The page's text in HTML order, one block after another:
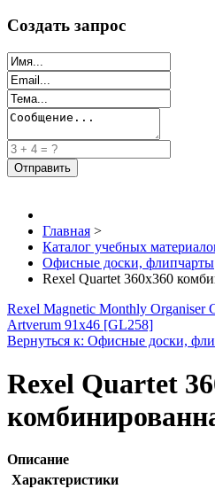
Создать запрос
Главная >
Каталог учебных
Офисные доски, флипчарты
Rexel Quartet 360x360
Rexel Magnetic Monthly Organiser
Artverum 91x46 [GL258]
Вернуться к: Офисные доски,
Rexel Quartet
Описание
Характеристики